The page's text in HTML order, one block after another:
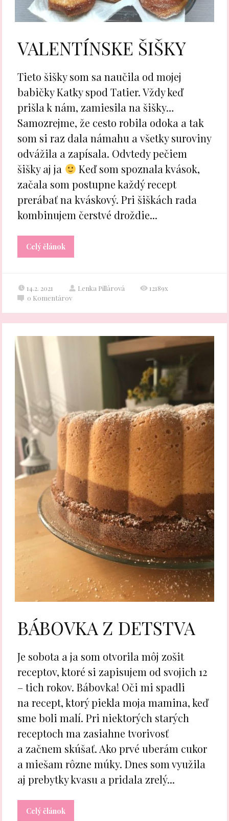
VALENTÍNSKE ŠIŠKY
Tieto šišky som sa naučila od mojej
babičky Katky spod Tatier. Vždy keď
prišla k nám, zamiesila na šišky…
Samozrejme, že cesto robila odoka a tak
som si raz dala námahu a všetky suroviny
odvážila a zapísala. Odvtedy pečiem
šišky aj ja
Keď som spoznala kvások,
začala som postupne každý recept
prerábať na kváskový. Pri šiškách rada
kombinujem čerstvé droždie...
Celý článok
14.2. 2021 Lenka Pillárová
12189x
0 Komentárov
BÁBOVKA Z DETSTVA
Je sobota a ja som otvorila môj zošit
receptov, ktoré si zapisujem od svojich 12
– tich rokov. Bábovka! Oči mi spadli
na recept, ktorý piekla moja mamina, keď
sme boli malí. Pri niektorých starých
receptoch ma zasiahne tvorivosť
a začnem skúšať. Ako prvé uberám cukor
a miešam rôzne múky. Dnes som využila
aj prebytky kvasu a pridala zrelý...
Celý článok